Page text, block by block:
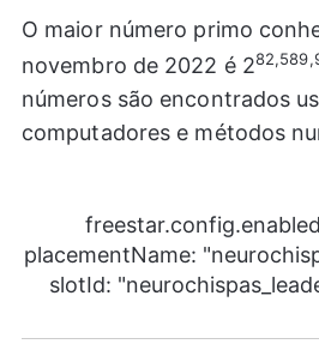
O maior número primo
novembro de 2022 é 2
números são encontrados
computadores e métodos
placementName:
slotId: